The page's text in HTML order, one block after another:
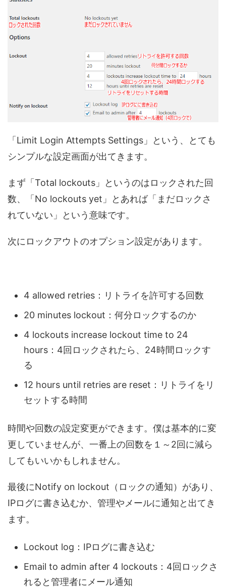
「Limit Login Attempts Settings」という、とても
シンプルな設定画面が出てきます。
まず「Total lockouts」というのはロックされた回
数、「No lockouts yet」とあれば「まだロックさ
れていない」という意味です。
次にロックアウトのオプション設定があります。
4 allowed retries：リトライを許可する回数
20 minutes lockout：何分ロックするのか
4 lockouts increase lockout time to 24
hours：4回ロックされたら、24時間ロックす
る
12 hours until retries are reset：リトライをリ
セットする時間
時間や回数の設定変更ができます。僕は基本的に変
更していませんが、一番上の回数を１～2回に減ら
してもいいかもしれません。
最後にNotify on lockout（ロックの通知）があり、
IPログに書き込むか、管理やメールに通知と出てき
ます。
Lockout log：IPログに書き込む
Email to admin after 4 lockouts：4回ロックさ
れると管理者にメール通知